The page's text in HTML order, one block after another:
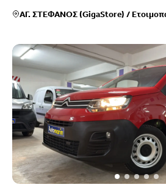
ΑΓ. ΣΤΕΦΑΝΟΣ (GigaStore) /
Πόρτες
Καθίσματα
Κατάστημα